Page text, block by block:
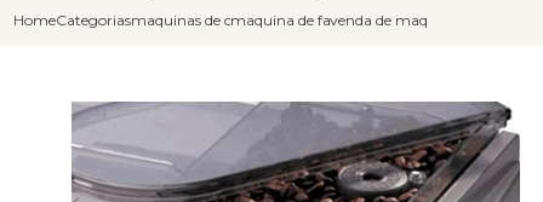
HomeCategoriasmaquinas de cafe capuccinomaquina de fazer cafe e capuccino
venda de maquina de fazer